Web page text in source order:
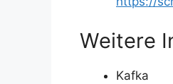
Weitere
Kafka